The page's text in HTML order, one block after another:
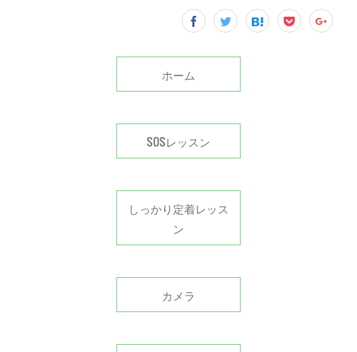
ホーム
SOSレッスン
しっかり定着レッス
ン
カメラ